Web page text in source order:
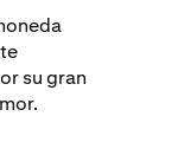
su gran